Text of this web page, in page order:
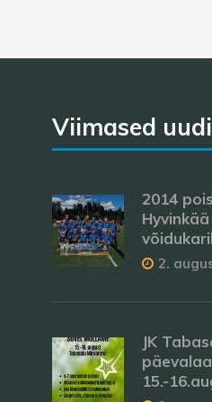
on
the
page
Viimased
2014
2.
JK
15.-